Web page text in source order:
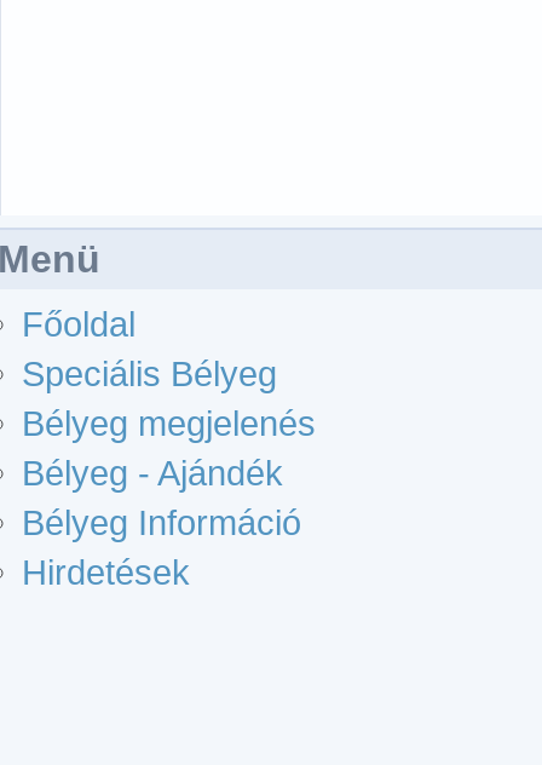
Főoldal
Speciális Bélyeg
Bélyeg megjelenés
Bélyeg - Ajándék
Bélyeg Információ
Hirdetések